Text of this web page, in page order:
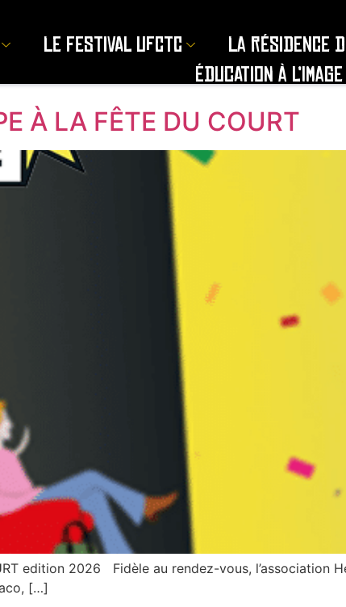
Le Festival UFCTC La résidence
Éducation à l’image
À LA FÊTE DU COURT
edition 2026 Fidèle au rendez-vous,
[…]